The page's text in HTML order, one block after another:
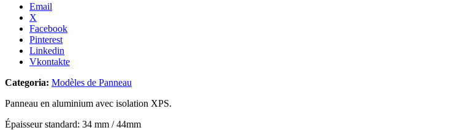
Email
X
Facebook
Pinterest
Linkedin
Vkontakte
Categoria: Modèles de Panneau
Panneau en aluminium avec isolation XPS.
Épaisseur standard: 34 mm / 44mm